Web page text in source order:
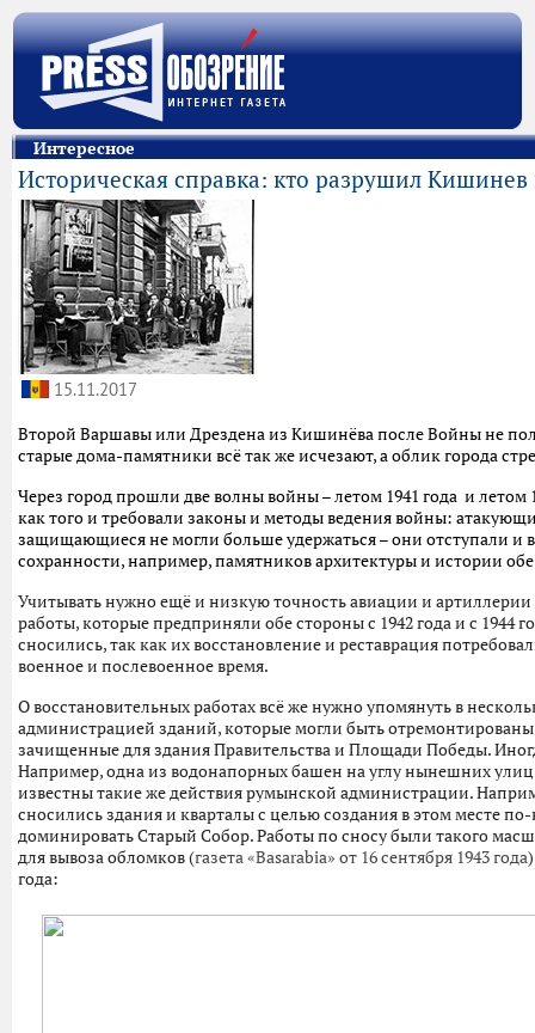
Интересное
Историческая справка: кто разрушил
15.11.2017
Второй Варшавы или Дрездена из Кишинёва после Войны не
старые дома-памятники всё так же исчезают, а облик города
Через город прошли две волны войны – летом 1941 года и
как того и требовали законы и методы ведения войны:
защищающиеся не могли больше удержаться – они отступали и
сохранности, например, памятников архитектуры и истории
Учитывать нужно ещё и низкую точность авиации и
работы, которые предприняли обе стороны с 1942 года и с
сносились, так как их восстановление и реставрация
военное и послевоенное время.
О восстановительных работах всё же нужно упомянуть в
администрацией зданий, которые могли быть
зачищенные для здания Правительства и Площади Победы.
Например, одна из водонапорных башен на углу нынешних
известны такие же действия румынской администрации.
сносились здания и кварталы с целью создания в этом месте
доминировать Старый Собор. Работы по сносу были такого
для вывоза обломков (газета «Basarabia» от 16 сентября 1943 года
года: